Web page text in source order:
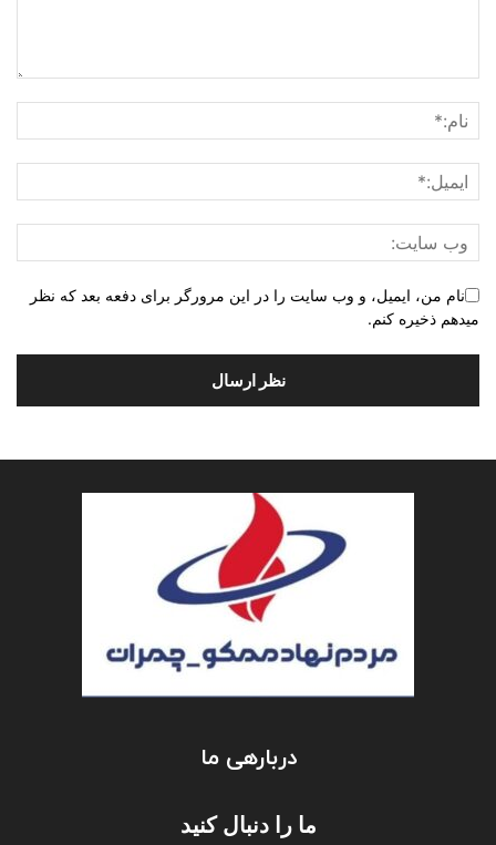
نام من، ایمیل، و وب سایت را در این مرورگر برای دفعه بعد که نظر
میدهم ذخیره کنم.
دربارهی ما
ما را دنبال کنید